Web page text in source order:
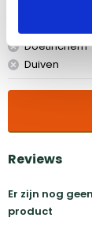
Doetinchem
Duiven
Reviews
Er zijn nog
product